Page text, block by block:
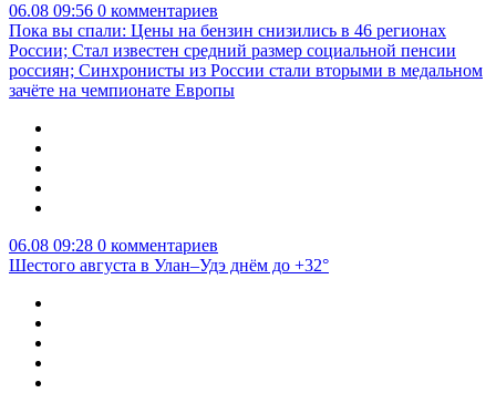
06.08 09:56 0 комментариев
Пока вы спали: Цены на бензин снизились в 46 регионах
России; Стал известен средний размер социальной пенсии
россиян; Синхронисты из России стали вторыми в медальном
зачёте на чемпионате Европы
06.08 09:28 0 комментариев
Шестого августа в Улан–Удэ днём до +32°